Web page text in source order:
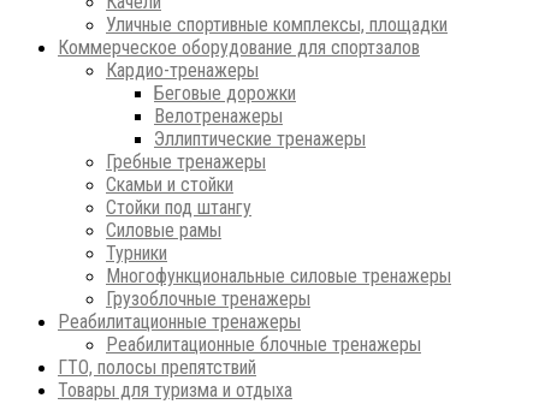
Уличные спортивные комплексы, площадки
Коммерческое оборудование для спортзалов
Кардио-тренажеры
Беговые дорожки
Велотренажеры
Эллиптические тренажеры
Гребные тренажеры
Скамьи и стойки
Стойки под штангу
Силовые рамы
Турники
Многофункциональные силовые тренажеры
Грузоблочные тренажеры
Реабилитационные тренажеры
Реабилитационные блочные тренажеры
ГТО, полосы препятствий
Товары для туризма и отдыха